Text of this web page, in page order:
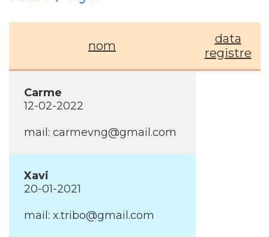
nom
data
registre
Carme
12-02-2022
mail: carmevng@gmail.com
Xavi
20-01-2021
mail: x.tribo@gmail.com